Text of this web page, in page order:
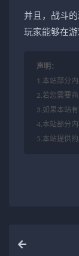
并且，战斗的
玩家能够在
声明：
1.本站部分
2.若您需要
3.如果本站
4.本站部分
5.本站提供